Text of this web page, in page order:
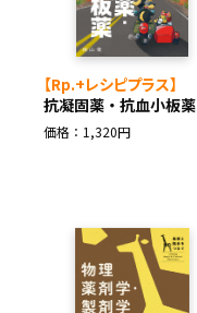
【Rp.+レシピプラス】
抗凝固薬・抗血小板薬
価格：1,320円